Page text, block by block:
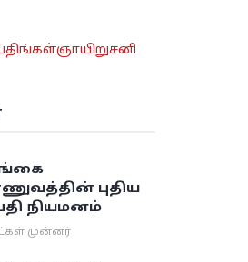
திங்கள்ஞாயிறுசனி
புதிய
நியமனம்
முன்னர்